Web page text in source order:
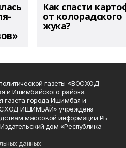
Как спасти
от колорадского
жука?
газеты «ВОСХОД
Ишимбайского района.
газета города Ишимбая и
ИШИМБАЙ» учреждена
массовой информации РБ
дом «Республика
данных